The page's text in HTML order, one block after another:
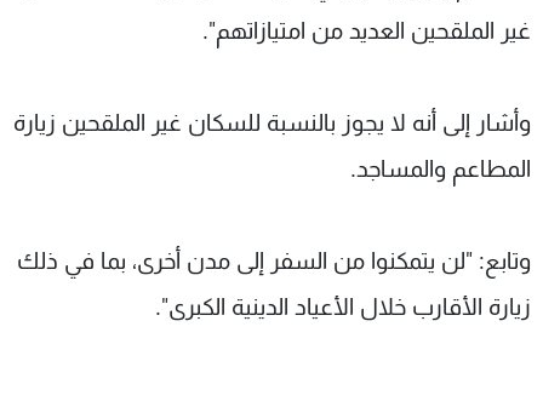
غير الملقحين العديد من امتيازاتهم".
وأشار إلى أنه لا يجوز بالنسبة للسكان غير الملقحين زيارة
المطاعم والمساجد.
وتابع: "لن يتمكنوا من السفر إلى مدن أخرى، بما في ذلك
زيارة الأقارب خلال الأعياد الدينية الكبرى".